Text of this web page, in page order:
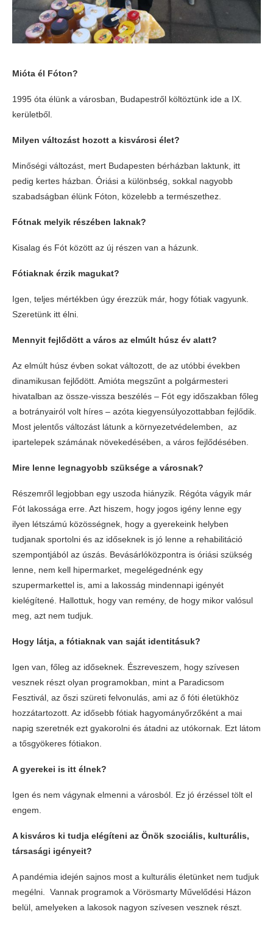
Mióta él Fóton?
1995 óta élünk a városban, Budapestről költöztünk ide a IX.
kerületből.
Milyen változást hozott a kisvárosi élet?
Minőségi változást, mert Budapesten bérházban laktunk, itt
pedig kertes házban. Óriási a különbség, sokkal nagyobb
szabadságban élünk Fóton, közelebb a természethez.
Fótnak melyik részében laknak?
Kisalag és Fót között az új részen van a házunk.
Fótiaknak érzik magukat?
Igen, teljes mértékben úgy érezzük már, hogy fótiak vagyunk.
Szeretünk itt élni.
Mennyit fejlődött a város az elmúlt húsz év alatt?
Az elmúlt húsz évben sokat változott, de az utóbbi években
dinamikusan fejlődött. Amióta megszűnt a polgármesteri
hivatalban az össze-vissza beszélés – Fót egy időszakban főleg
a botrányairól volt híres – azóta kiegyensúlyozottabban fejlődik.
Most jelentős változást látunk a környezetvédelemben,
az
ipartelepek számának növekedésében, a város fejlődésében.
Mire lenne legnagyobb szüksége a városnak?
Részemről legjobban egy uszoda hiányzik. Régóta vágyik már
Fót lakossága erre. Azt hiszem, hogy jogos igény lenne egy
ilyen létszámú közösségnek, hogy a gyerekeink helyben
tudjanak sportolni és az időseknek is jó lenne a rehabilitáció
szempontjából az úszás. Bevásárlóközpontra is óriási szükség
lenne, nem kell hipermarket, megelégednénk egy
szupermarkettel is, ami a lakosság mindennapi igényét
kielégítené. Hallottuk, hogy van remény, de hogy mikor valósul
meg, azt nem tudjuk.
Hogy látja, a fótiaknak van saját identitásuk?
Igen van, főleg az időseknek. Észreveszem, hogy szívesen
vesznek részt olyan programokban, mint a Paradicsom
Fesztivál, az őszi szüreti felvonulás, ami az ő fóti életükhöz
hozzátartozott. Az idősebb fótiak hagyományőrzőként a mai
napig szeretnék ezt gyakorolni és átadni az utókornak. Ezt látom
a tősgyökeres fótiakon.
A gyerekei is itt élnek?
Igen és nem vágynak elmenni a városból. Ez jó érzéssel tölt el
engem.
A kisváros ki tudja elégíteni az Önök szociális, kulturális,
társasági igényeit?
A pandémia idején sajnos most a kulturális életünket nem tudjuk
megélni. Vannak programok a Vörösmarty Művelődési Házon
belül, amelyeken a lakosok nagyon szívesen vesznek részt.